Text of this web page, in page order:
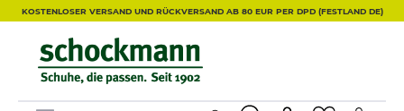
KOSTENLOSER VERSAND UND RÜCKVERSAND AB 80 EUR PER DPD (FESTLAND DE)